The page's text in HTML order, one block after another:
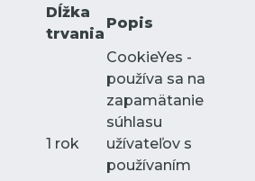
Dĺžka
trvania
Popis
1 rok
CookieYes -
používa sa na
zapamätanie
súhlasu
užívateľov s
používaním